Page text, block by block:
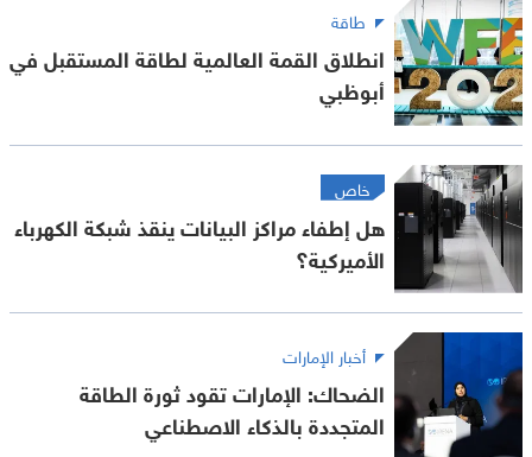
طاقة
انطلاق القمة العالمية لطاقة المستقبل في
أبوظبي
خاص
هل إطفاء مراكز البيانات ينقذ شبكة الكهرباء
الأميركية؟
أخبار الإمارات
الضحاك: الإمارات تقود ثورة الطاقة
المتجددة بالذكاء الاصطناعي